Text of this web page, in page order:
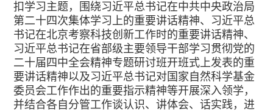
扣学习主题，围绕习近平总书记在中共中央政治局
第二十四次集体学习上的重要讲话精神、习近平总
书记在北京考察科技创新工作时的重要讲话精神、
习近平总书记在省部级主要领导干部学习贯彻党的
二十届四中全会精神专题研讨班开班式上发表的重
要讲话精神以及习近平总书记对国家自然科学基金
委员会工作作出的重要指示精神等开展深入领学，
并结合各自分管工作谈认识、讲体会、话实践，进